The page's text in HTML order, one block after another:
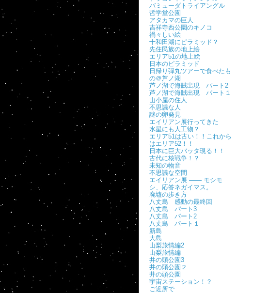
バミューダトライアングル
哲学堂公園
アタカマの巨人
吉祥寺西公園のキノコ
禍々しい絵
十和田湖にピラミッド？
先住民族の地上絵
エリア51の地上絵
日本のピラミッド
日帰り弾丸ツアーで食べたも
の＠芦ノ湖
芦ノ湖で海賊出現 パート2
芦ノ湖で海賊出現 パート１
山小屋の住人
不思議な人
謎の卵発見
エイリアン展行ってきた
水星にも人工物？
エリア51は古い！！これから
はエリア52！！
日本に巨大バッタ現る！！
古代に核戦争！？
未知の物音
不思議な空間
エイリアン展 ―― モシモ
シ、応答ネガイマス。
廃墟の歩き方
八丈島 感動の最終回
八丈島 パート3
八丈島 パート2
八丈島 パート１
新島
大島
山梨旅情編2
山梨旅情編
井の頭公園3
井の頭公園２
井の頭公園
宇宙ステーション！？
ご近所で